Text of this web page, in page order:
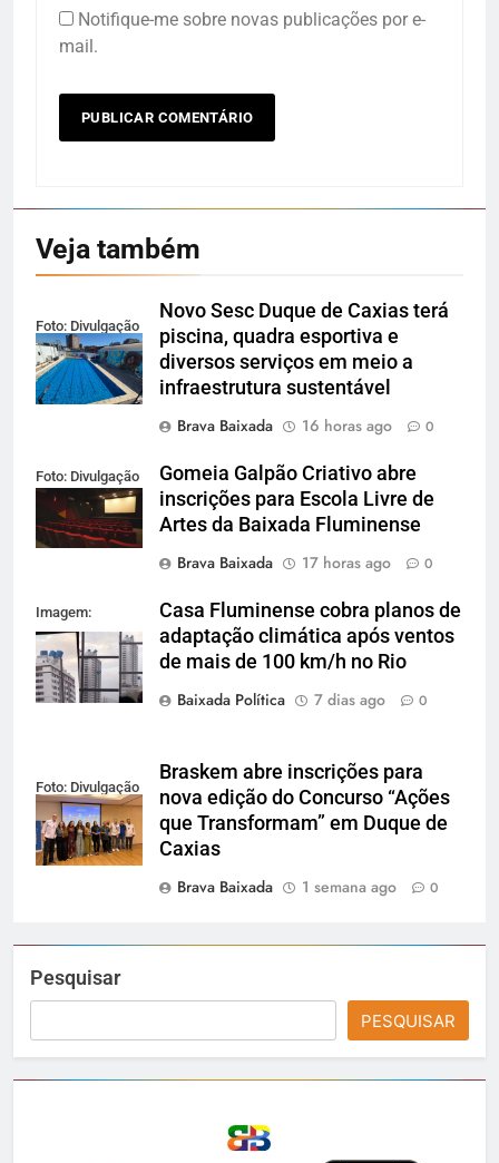
Notifique-me sobre novas publicações por e-
mail.
Veja também
Foto: Divulgação
Novo Sesc Duque de Caxias terá
piscina, quadra esportiva e
diversos serviços em meio a
infraestrutura sustentável
Brava Baixada
16 horas ago 0
Foto: Divulgação
Gomeia Galpão Criativo abre
inscrições para Escola Livre de
Artes da Baixada Fluminense
Brava Baixada
17 horas ago 0
Imagem:
Reprodução
Casa Fluminense cobra planos de
adaptação climática após ventos
de mais de 100 km/h no Rio
Baixada Política
7 dias ago 0
Foto: Divulgação
Braskem abre inscrições para
nova edição do Concurso “Ações
que Transformam” em Duque de
Caxias
Brava Baixada
1 semana ago 0
Pesquisar
PESQUISAR